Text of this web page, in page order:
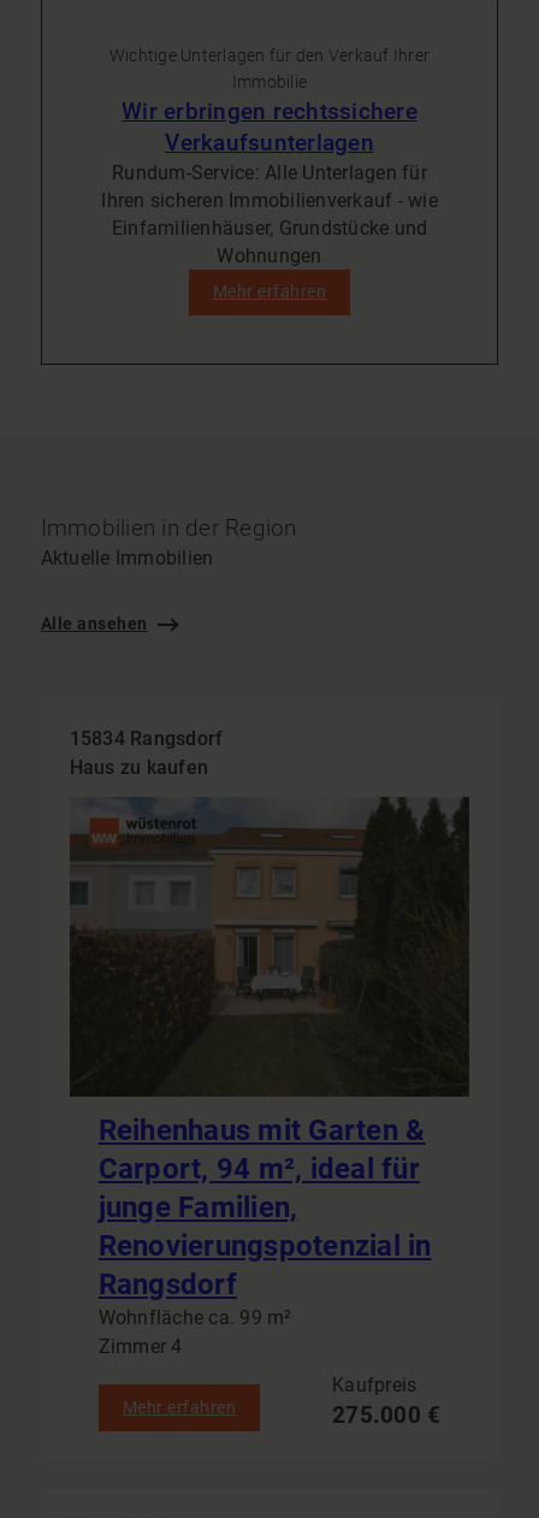
Wichtige Unterlagen für den Verkauf Ihrer
Immobilie
Wir erbringen rechtssichere
Verkaufsunterlagen
Rundum-Service: Alle Unterlagen für
Ihren sicheren Immobilienverkauf - wie
Einfamilienhäuser, Grundstücke und
Wohnungen
Mehr erfahren
Immobilien in der Region
Aktuelle Immobilien
Alle ansehen
15834 Rangsdorf
Haus zu kaufen
Reihenhaus mit Garten &
Carport, 94 m², ideal für
junge Familien,
Renovierungspotenzial in
Rangsdorf
Wohnfläche ca. 99 m²
Zimmer 4
Mehr erfahren
Kaufpreis
275.000 €